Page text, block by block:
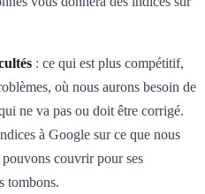
: ce qui est plus compétitif,
où nous aurons besoin de
ne va pas ou doit être corrigé.
à Google sur ce que nous
couvrir pour ses
tombons.